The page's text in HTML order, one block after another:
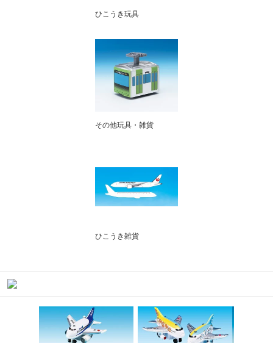
ひこうき玩具
その他玩具・雑貨
ひこうき雑貨